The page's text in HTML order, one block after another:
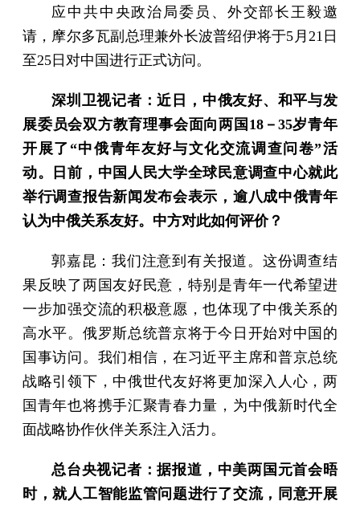
应中共中央政治局委员、外交部长王毅邀
请，摩尔多瓦副总理兼外长波普绍伊将于5月21日
至25日对中国进行正式访问。
深圳卫视记者：近日，中俄友好、和平与发
展委员会双方教育理事会面向两国18－35岁青年
开展了“中俄青年友好与文化交流调查问卷”活
动。日前，中国人民大学全球民意调查中心就此
举行调查报告新闻发布会表示，逾八成中俄青年
认为中俄关系友好。中方对此如何评价？
郭嘉昆：我们注意到有关报道。这份调查结
果反映了两国友好民意，特别是青年一代希望进
一步加强交流的积极意愿，也体现了中俄关系的
高水平。俄罗斯总统普京将于今日开始对中国的
国事访问。我们相信，在习近平主席和普京总统
战略引领下，中俄世代友好将更加深入人心，两
国青年也将携手汇聚青春力量，为中俄新时代全
面战略协作伙伴关系注入活力。
总台央视记者：据报道，中美两国元首会晤
时，就人工智能监管问题进行了交流，同意开展